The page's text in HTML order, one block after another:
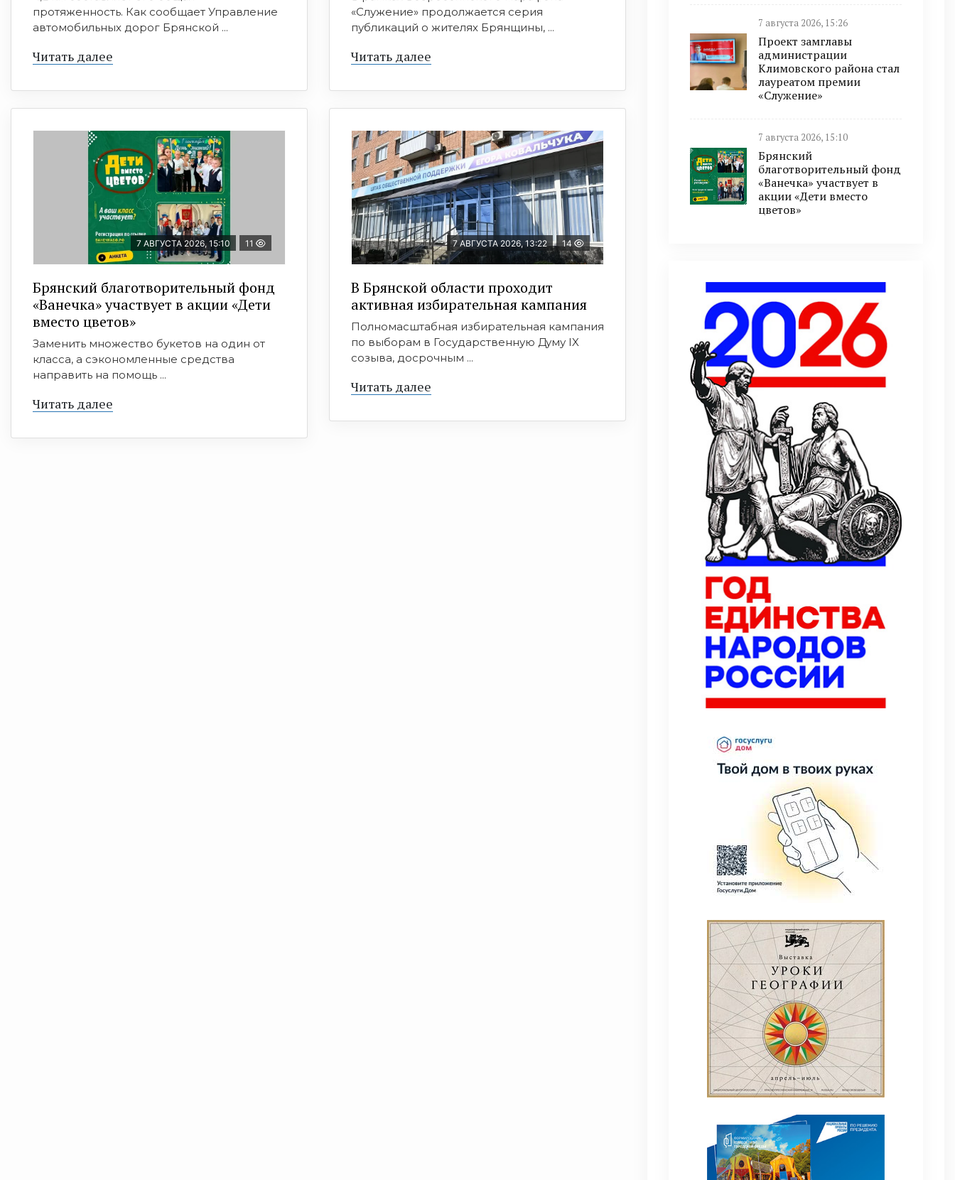
протяженность. Как сообщает Управление
автомобильных дорог Брянской ...
Читать далее
«Служение» продолжается серия
публикаций о жителях Брянщины, ...
Читать далее
7 АВГУСТА 2026, 15:10 11
Брянский благотворительный фонд
«Ванечка» участвует в акции «Дети
вместо цветов»
Заменить множество букетов на один от
класса, а сэкономленные средства
направить на помощь ...
Читать далее
7 АВГУСТА 2026, 13:22 14
В Брянской области проходит
активная избирательная кампания
Полномасштабная избирательная кампания
по выборам в Государственную Думу IX
созыва, досрочным ...
Читать далее
7 августа 2026, 15:26
Проект замглавы
администрации
Климовского района стал
лауреатом премии
«Служение»
7 августа 2026, 15:10
Брянский
благотворительный фонд
«Ванечка» участвует в
акции «Дети вместо
цветов»